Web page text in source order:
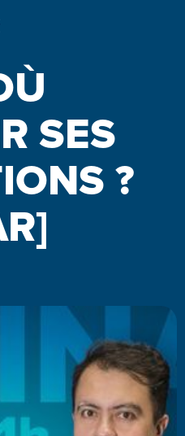
SES
?